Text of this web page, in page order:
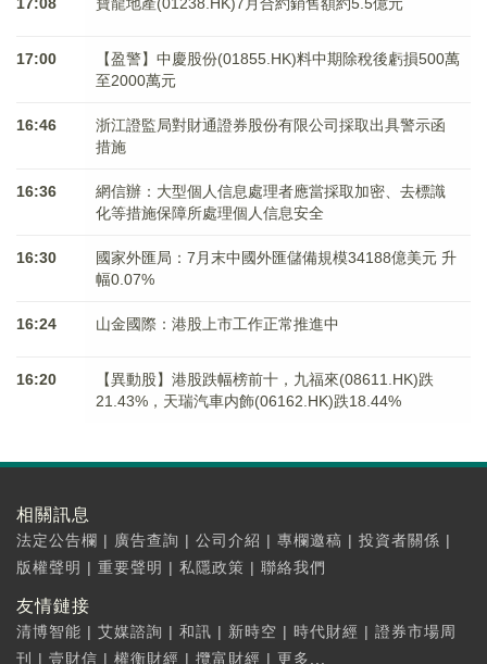
17:00
【盈警】中慶股份(01855.HK)料中期除稅後虧損500萬
至2000萬元
16:46
浙江證監局對財通證券股份有限公司採取出具警示函
措施
16:36
網信辦：大型個人信息處理者應當採取加密、去標識
化等措施保障所處理個人信息安全
16:30
國家外匯局：7月末中國外匯儲備規模34188億美元 升
幅0.07%
16:24 山金國際：港股上市工作正常推進中
16:20
【異動股】港股跌幅榜前十，九福來(08611.HK)跌
21.43%，天瑞汽車内飾(06162.HK)跌18.44%
相關訊息
法定公告欄 | 廣告查詢 | 公司介紹 | 專欄邀稿 | 投資者關係 |
版權聲明 | 重要聲明 | 私隱政策 | 聯絡我們
友情鏈接
清博智能 | 艾媒諮詢 | 和訊 | 新時空 | 時代財經 | 證券市場周
刊
| 壹財信 | 權衡財經 | 攬富財經 | 更多...